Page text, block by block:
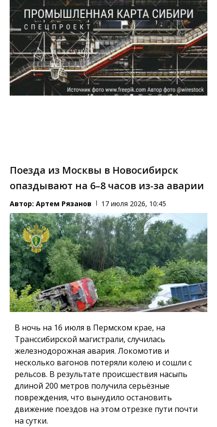
Поезда из Москвы в Новосибирск
опаздывают на 6–8 часов из-за аварии
Автор: Артем Рязанов 17 июля 2026, 10:45
В ночь на 16 июля в Пермском крае, на
Транссибирской магистрали, случилась
железнодорожная авария. Локомотив и
несколько вагонов потеряли колею и сошли с
рельсов. В результате происшествия насыпь
длиной 200 метров получила серьёзные
повреждения, что вынудило остановить
движение поездов на этом отрезке пути почти
на сутки.